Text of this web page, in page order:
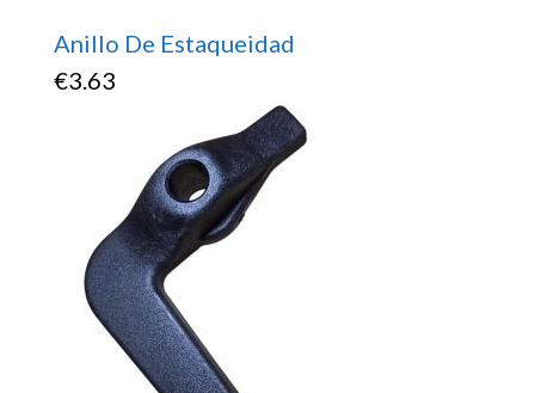
Anillo De Estaqueidad
€3.63